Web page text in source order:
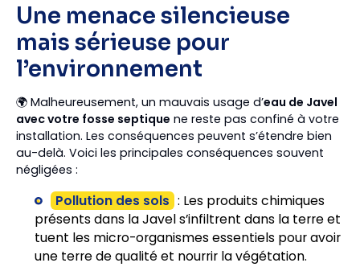
Une menace silencieuse
mais sérieuse pour
l’environnement
🌍 Malheureusement, un mauvais usage d’eau de Javel
avec votre fosse septique ne reste pas confiné à votre
installation. Les conséquences peuvent s’étendre bien
au-delà. Voici les principales conséquences souvent
négligées :
Pollution des sols : Les produits chimiques
présents dans la Javel s’infiltrent dans la terre et
tuent les micro-organismes essentiels pour avoir
une terre de qualité et nourrir la végétation.